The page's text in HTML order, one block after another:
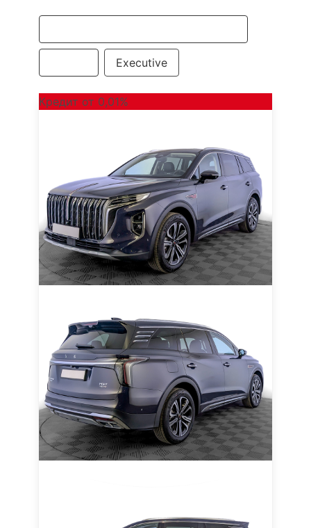
Executive
Кредит от 0,01%